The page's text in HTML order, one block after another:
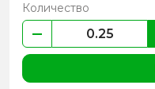
Количество